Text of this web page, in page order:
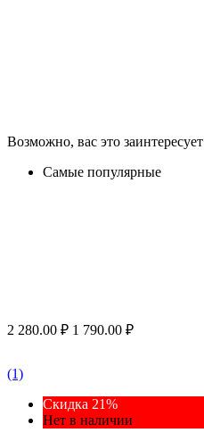
Возможно, вас это заинтересует
Самые популярные
2 280.00 ₽ 1 790.00 ₽
(1)
Скидка 21%
Нет в наличии